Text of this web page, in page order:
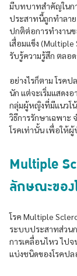
มีบทบาทสำคัญในก
ประสาทนี้ถูกทำลา
ปกติต่อการทำงาน
เสื่อมแข็ง
รับรู้ความรู้สึก ตลอ
อย่างไรก็ตาม โรค
นัก แต่จะเริ่มแสดงอ
กลุ่มผู้หญิงที่มีแนวโน้
วิธีการรักษาเฉพาะ
โรคเท่านั้น เพื่อใ
Multiple
ลักษณะของ
โรค Multiple
ระบบประสาทส่วน
การเคลื่อนไหว ไปจ
แบ่งชนิดของโรคป